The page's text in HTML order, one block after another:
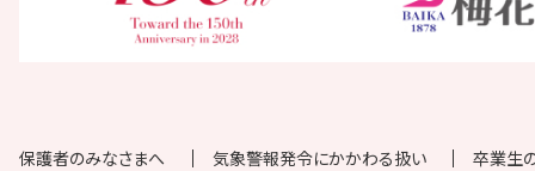
保護者のみなさまへ 気象警報発令にかかわる扱い
卒業生